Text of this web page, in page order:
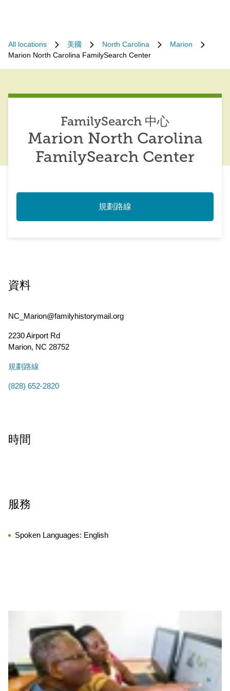
All locations 美國 North Carolina
Marion
Marion North Carolina FamilySearch Center
FamilySearch 中心
Marion North Carolina
FamilySearch Center
規劃路線
資料
NC_Marion@familyhistorymail.org
2230 Airport Rd
Marion, NC 28752
規劃路線
(828) 652-2820
時間
服務
Spoken Languages: English